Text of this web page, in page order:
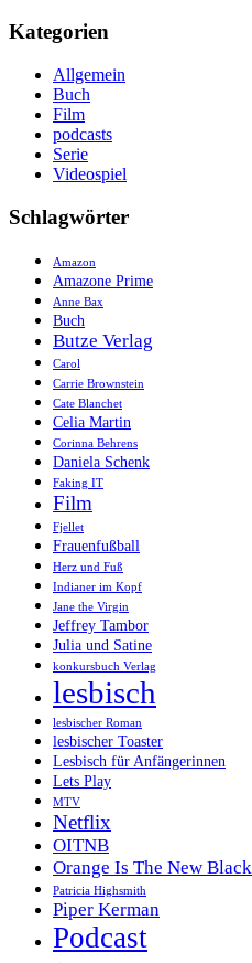
Kategorien
Allgemein
Buch
Film
podcasts
Serie
Videospiel
Schlagwörter
Amazon
Amazone Prime
Anne Bax
Buch
Butze Verlag
Carol
Carrie Brownstein
Cate Blanchet
Celia Martin
Corinna Behrens
Daniela Schenk
Faking IT
Film
Fjellet
Frauenfußball
Herz und Fuß
Indianer im Kopf
Jane the Virgin
Jeffrey Tambor
Julia und Satine
konkursbuch Verlag
lesbisch
lesbischer Roman
lesbischer Toaster
Lesbisch für Anfängerinnen
Lets Play
MTV
Netflix
OITNB
Orange Is The New Black
Patricia Highsmith
Piper Kerman
Podcast